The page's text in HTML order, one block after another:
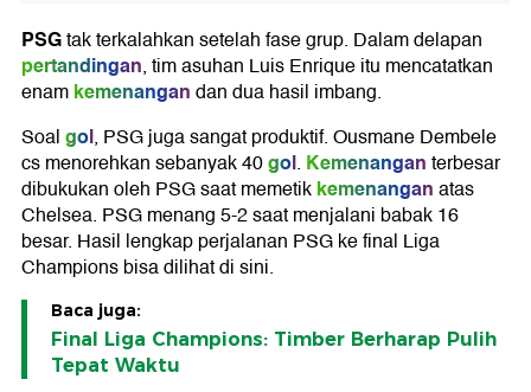
PSGtak terkalahkan setelah fase grup. Dalam delapan
pertandingan, tim asuhan Luis Enrique itu mencatatkan
enamkemenangandan dua hasil imbang.
Soalgol, PSG juga sangat produktif. Ousmane Dembele
cs menorehkan sebanyak 40gol. Kemenanganterbesar
dibukukan oleh PSG saat memetikkemenanganatas
Chelsea. PSG menang 5-2 saat menjalani babak 16
besar. Hasil lengkap perjalanan PSG ke final Liga
Champions bisa dilihat di sini.
Baca juga:
Final Liga Champions: Timber Berharap Pulih
Tepat Waktu